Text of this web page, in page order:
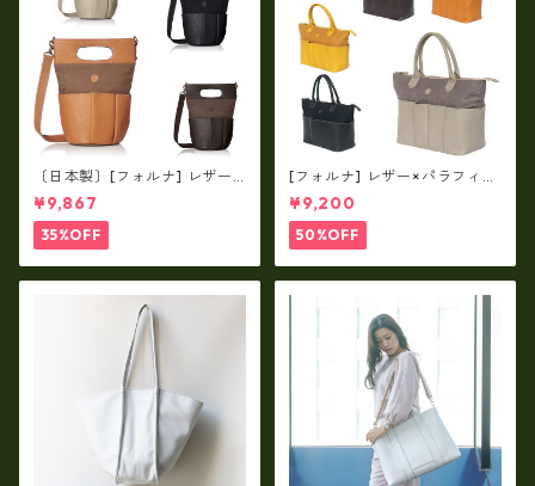
〔日本製〕[フォルナ] レザー×
パラフィン筒型2way シュリン
クレザー×79Aパラフィン fo
-259630
¥9,867
35%OFF
[フォルナ] レザー×パラフィン
筒型2way シュリンクレザー×
79Aパラフィン トートL fo-2
59632
¥9,200
50%OFF